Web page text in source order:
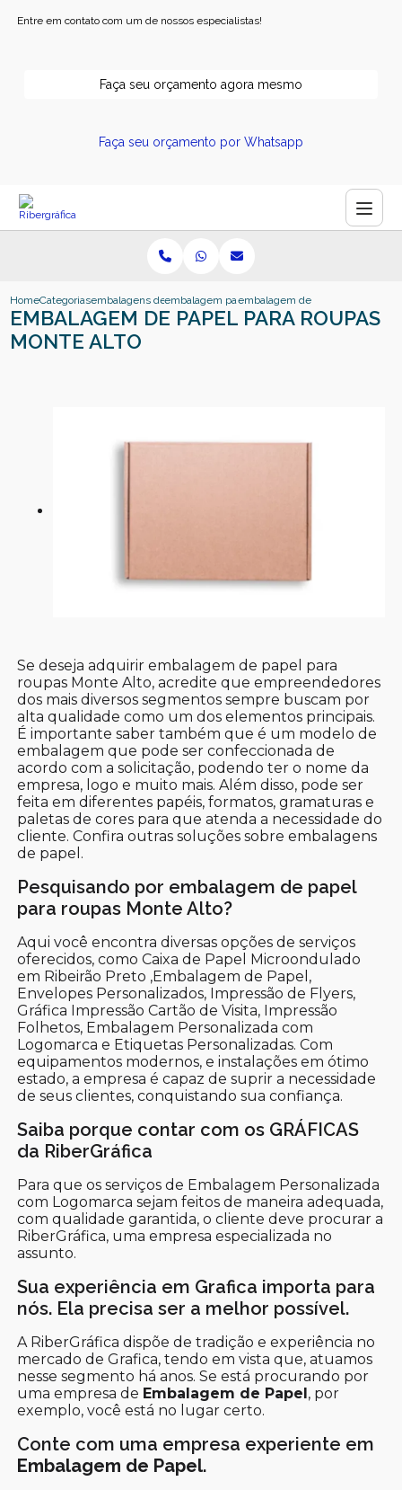
Entre em contato com um de nossos especialistas!
Faça seu orçamento agora mesmo
Faça seu orçamento por Whatsapp
HomeCategoriasembalagens de papelembalagem papel kraftembalagem de papel para
EMBALAGEM DE PAPEL PARA ROUPAS
MONTE ALTO
Se deseja adquirir embalagem de papel para
roupas Monte Alto, acredite que empreendedores
dos mais diversos segmentos sempre buscam por
alta qualidade como um dos elementos principais.
É importante saber também que é um modelo de
embalagem que pode ser confeccionada de
acordo com a solicitação, podendo ter o nome da
empresa, logo e muito mais. Além disso, pode ser
feita em diferentes papéis, formatos, gramaturas e
paletas de cores para que atenda a necessidade do
cliente. Confira outras soluções sobre embalagens
de papel.
Pesquisando por embalagem de papel
para roupas Monte Alto?
Aqui você encontra diversas opções de serviços
oferecidos, como Caixa de Papel Microondulado
em Ribeirão Preto ,Embalagem de Papel,
Envelopes Personalizados, Impressão de Flyers,
Gráfica Impressão Cartão de Visita, Impressão
Folhetos, Embalagem Personalizada com
Logomarca e Etiquetas Personalizadas. Com
equipamentos modernos, e instalações em ótimo
estado, a empresa é capaz de suprir a necessidade
de seus clientes, conquistando sua confiança.
Saiba porque contar com os GRÁFICAS
da RiberGráfica
Para que os serviços de Embalagem Personalizada
com Logomarca sejam feitos de maneira adequada,
com qualidade garantida, o cliente deve procurar a
RiberGráfica, uma empresa especializada no
assunto.
Sua experiência em Grafica importa para
nós. Ela precisa ser a melhor possível.
A RiberGráfica dispõe de tradição e experiência no
mercado de Grafica, tendo em vista que, atuamos
nesse segmento há anos. Se está procurando por
uma empresa de Embalagem de Papel, por
exemplo, você está no lugar certo.
Conte com uma empresa experiente em
Embalagem de Papel.